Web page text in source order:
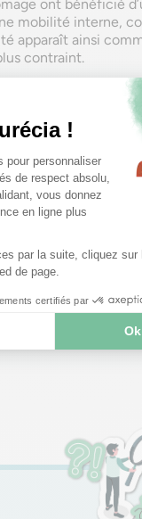
ont bénéficié
mobilité interne,
apparaît ainsi
contraint.
en 2025.
de 4 points par
Lorsqu’elle existe,
soit environ 9
notamment